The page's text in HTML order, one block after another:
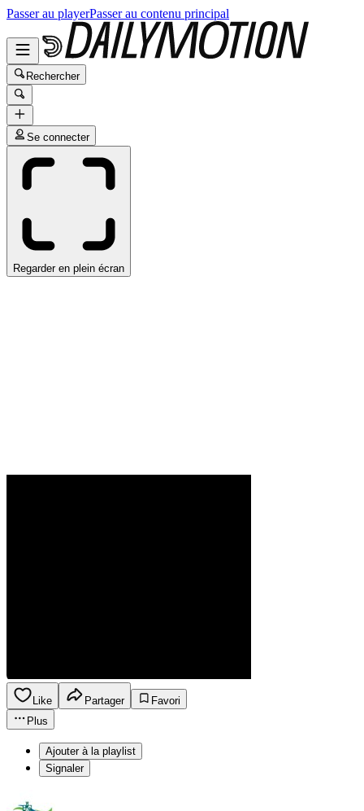
Passer au playerPasser au contenu principal
Rechercher
Se connecter
Regarder en plein écran
Like Partager
Favori
Plus
Ajouter à la playlist
Signaler